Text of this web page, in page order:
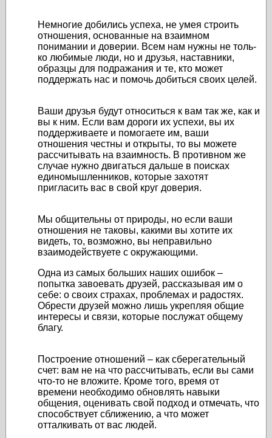
Немногие добились успеха, не умея строить
отношения, основанные на взаимном
понимании и доверии. Всем нам нужны не толь-
ко любимые люди, но и друзья, наставники,
образцы для подражания и те, кто может
поддержать нас и помочь добиться своих целей.
Ваши друзья будут относиться к вам так же, как и
вы к ним. Если вам дороги их успехи, вы их
поддерживаете и помогаете им, ваши
отношения честны и открыты, то вы можете
рассчитывать на взаимность. В противном же
случае нужно двигаться дальше в поисках
единомышленников, которые захотят
пригласить вас в свой круг доверия.
Мы общительны от природы, но если ваши
отношения не таковы, какими вы хотите их
видеть, то, возможно, вы неправильно
взаимодействуете с окружающими.
Одна из самых больших наших ошибок –
попытка завоевать друзей, рассказывая им о
себе: о своих страхах, проблемах и радостях.
Обрести друзей можно лишь укрепляя общие
интересы и связи, которые послужат общему
благу.
Построение отношений – как сберегательный
счет: вам не на что рассчитывать, если вы сами
что-то не вложите. Кроме того, время от
времени необходимо обновлять навыки
общения, оценивать свой подход и отмечать, что
способствует сближению, а что может
отталкивать от вас людей.